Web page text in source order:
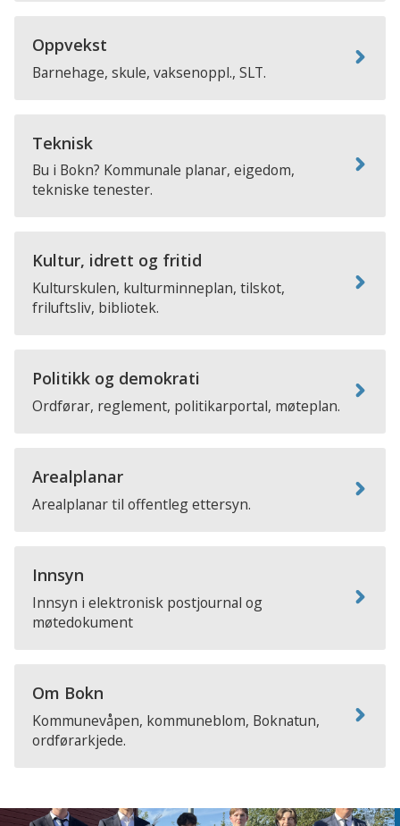
Oppvekst
Barnehage, skule, vaksenoppl., SLT.
Teknisk
Bu i Bokn? Kommunale planar, eigedom,
tekniske tenester.
Kultur, idrett og fritid
Kulturskulen, kulturminneplan, tilskot,
friluftsliv, bibliotek.
Politikk og demokrati
Ordførar, reglement, politikarportal, møteplan.
Arealplanar
Arealplanar til offentleg ettersyn.
Innsyn
Innsyn i elektronisk postjournal og
møtedokument
Om Bokn
Kommunevåpen, kommuneblom, Boknatun,
ordførarkjede.